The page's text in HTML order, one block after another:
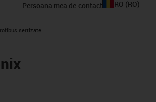
Persoana mea de contact RO (RO)
rightsertizate